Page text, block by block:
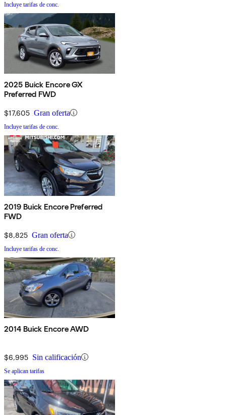
Incluye tarifas de conc.
2025 Buick Encore GX
Preferred FWD
$17,605 Gran oferta
Incluye tarifas de conc.
2019 Buick Encore Preferred
FWD
$8,825 Gran oferta
Incluye tarifas de conc.
2014 Buick Encore AWD
$6,995 Sin calificación
Se aplican tarifas